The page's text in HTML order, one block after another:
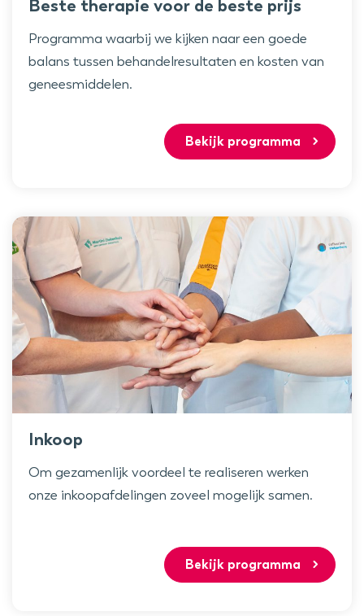
Beste therapie voor de beste prijs
Programma waarbij we kijken naar een goede
balans tussen behandelresultaten en kosten van
geneesmiddelen.
Bekijk programma
Inkoop
Om gezamenlijk voordeel te realiseren werken
onze inkoopafdelingen zoveel mogelijk samen.
Bekijk programma